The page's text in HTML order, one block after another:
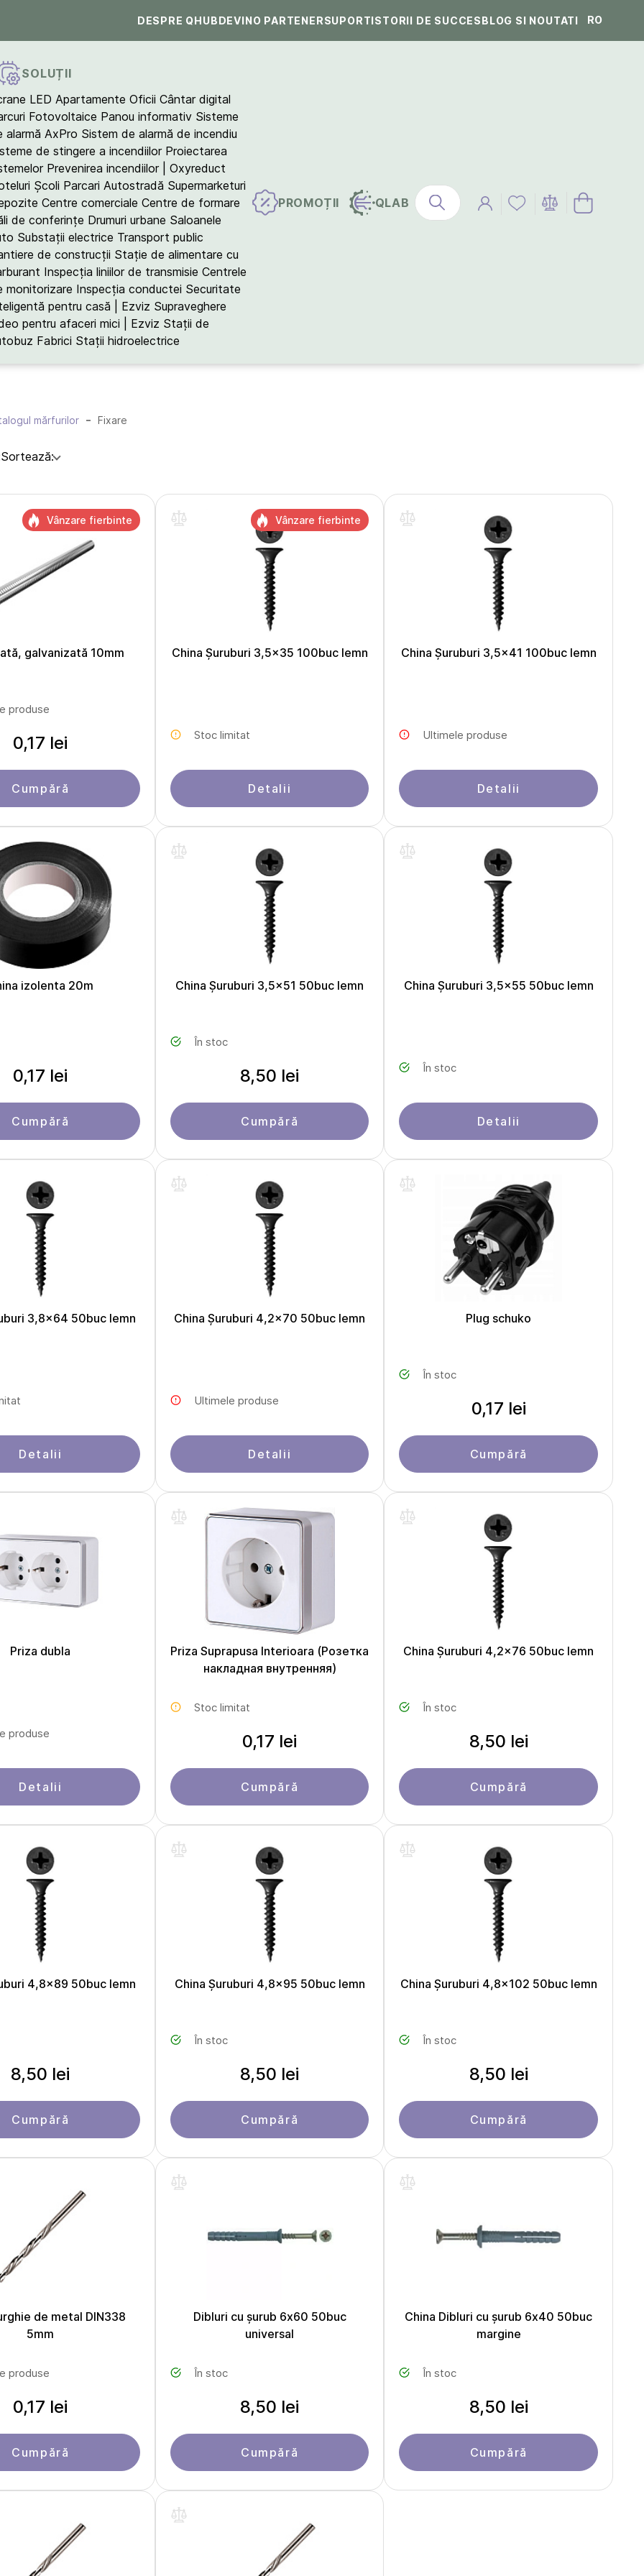
DESPRE QHUBDEVINO PARTENERSUPORTISTORII DE SUCCESBLOG SI NOUTATI RO
SOLUȚII
LED Apartamente Oficii Cântar digital
Fotovoltaice Panou informativ Sisteme
alarmă AxPro Sistem de alarmă de incendiu
de stingere a incendiilor Proiectarea
Prevenirea incendiilor | Oxyreduct
Școli Parcari Autostradă Supermarketuri
Centre comerciale Centre de formare
de conferințe Drumuri urbane Saloanele
Substații electrice Transport public
de construcții Stație de alimentare cu
Inspecția liniilor de transmisie Centrele
monitorizare Inspecția conductei Securitate
pentru casă | Ezviz Supraveghere
pentru afaceri mici | Ezviz Stații de
Fabrici Stații hidroelectrice
PROMOȚII QLAB
mărfurilor Fixare
Sortează:
galvanizată 10mm
produse
0,17 lei
Cumpără
Vânzare fierbinte
China Șuruburi 3,5x35 100buc lemn
Stoc limitat
Detalii
Vânzare fierbinte
China Șuruburi 3,5x41 100buc lemn
Ultimele produse
Detalii
izolenta 20m
0,17 lei
Cumpără
China Șuruburi 3,5x51 50buc lemn
În stoc
8,50 lei
Cumpără
China Șuruburi 3,5x55 50buc lemn
În stoc
Detalii
3,8x64 50buc lemn
Detalii
China Șuruburi 4,2x70 50buc lemn
Ultimele produse
Detalii
Plug schuko
În stoc
0,17 lei
Cumpără
Priza dubla
produse
Detalii
Priza Suprapusa Interioara (Розетка
накладная внутренняя)
Stoc limitat
0,17 lei
Cumpără
China Șuruburi 4,2x76 50buc lemn
În stoc
8,50 lei
Cumpără
4,8x89 50buc lemn
8,50 lei
Cumpără
China Șuruburi 4,8x95 50buc lemn
În stoc
8,50 lei
Cumpără
China Șuruburi 4,8x102 50buc lemn
În stoc
8,50 lei
Cumpără
de metal DIN338
5mm
produse
0,17 lei
Cumpără
Dibluri cu șurub 6х60 50buc
universal
În stoc
8,50 lei
Cumpără
China Dibluri cu șurub 6х40 50buc
margine
În stoc
8,50 lei
Cumpără